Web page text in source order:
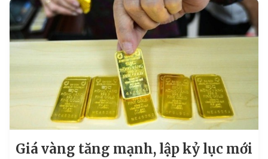
Giá vàng tăng mạnh, lập kỷ lục mới